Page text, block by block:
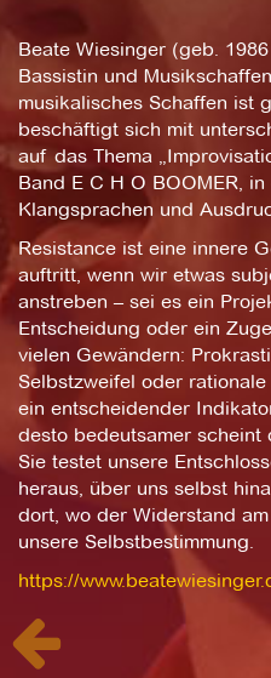
Beate Wiesinger (geb.
Bassistin und
musikalisches Schaffen ist
beschäftigt sich mit
auf das Thema
Band E C H O BOOMER,
Klangsprachen und
Resistance ist eine innere
auftritt, wenn wir etwas
anstreben – sei es ein
Entscheidung oder ein
vielen Gewändern:
Selbstzweifel oder
ein entscheidender
desto bedeutsamer scheint
Sie testet unsere
heraus, über uns selbst
dort, wo der Widerstand
unsere Selbstbestimmung.
https://